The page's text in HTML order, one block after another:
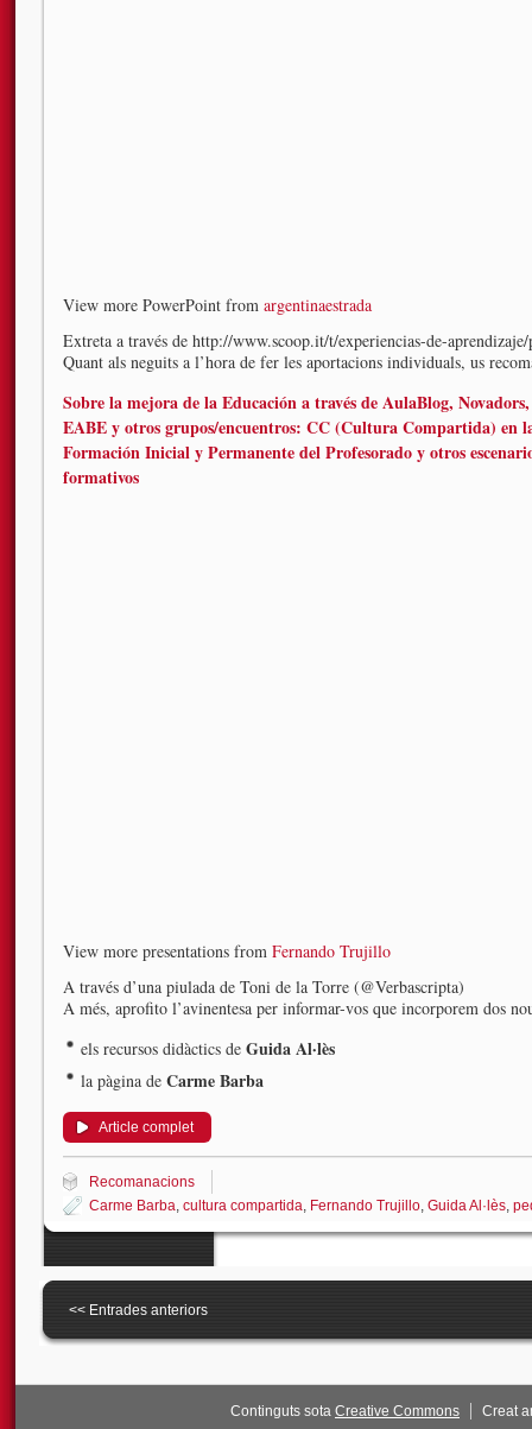
View more PowerPoint from argentinaestrada
Extreta a través de http://www.scoop.it/t/experiencias-de-
Quant als neguits a l’hora de fer les aportacions individuals, us
Sobre la mejora de la Educación a través de AulaBlog, Novadors,
EABE y otros grupos/encuentros: CC (Cultura Compartida) en
Formación Inicial y Permanente del Profesorado y otros
formativos
View more presentations from Fernando Trujillo
A través d’una piulada de Toni de la Torre (@Verbascripta)
A més, aprofito l’avinentesa per informar-vos que incorporem dos
els recursos didàctics de Guida Al·lès
la pàgina de Carme Barba
Article complet
Recomanacions
Carme Barba, cultura compartida, Fernando Trujillo, Guida Al·lès,
<< Entrades anteriors
Continguts sota Creative Commons Creat